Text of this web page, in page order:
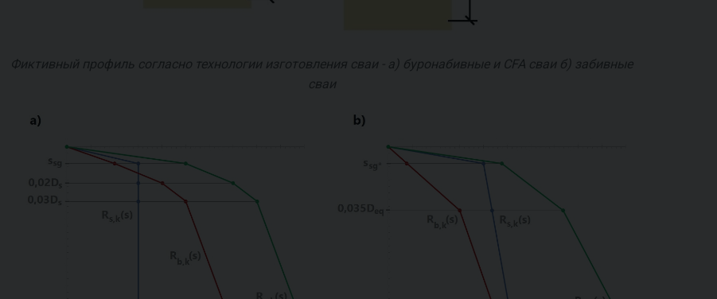
Фиктивный профиль согласно технологии изготовления сваи - a) буронабивные и CFA сваи б) забивные
сваи